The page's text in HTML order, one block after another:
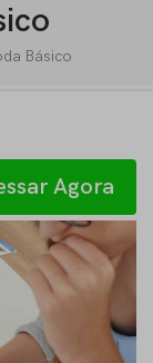
Básico
Agora